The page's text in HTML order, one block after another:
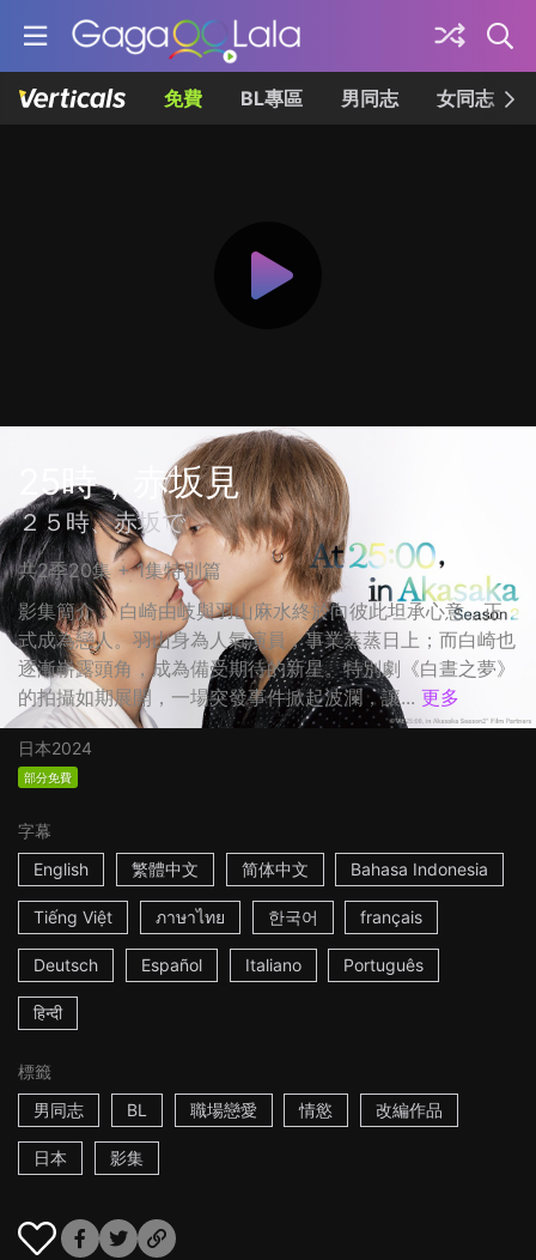
免費 BL專區 男同志 女同志
25時，赤坂見
２５時、赤坂で
共2季20集 + 1集特別篇
影集簡介： 白崎由岐與羽山麻水終於向彼此坦承心意，正
式成為戀人。羽山身為人氣演員，事業蒸蒸日上；而白崎也
逐漸嶄露頭角，成為備受期待的新星。特別劇《白晝之夢》
的拍攝如期展開，一場突發事件掀起波瀾，讓... 更多
日本2024
部分免費
字幕
English
繁體中文 简体中文 Bahasa Indonesia
Tiếng Việt ภาษาไทย 한국어 français
Deutsch Español Italiano Português
हिन्दी
標籤
男同志
BL 職場戀愛 情慾 改編作品
日本 影集